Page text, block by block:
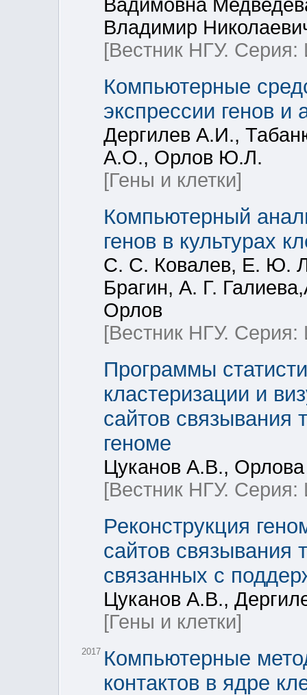
Вадимовна
Владимир
[Вестник НГУ.
Компьютерные
экспрессии генов и
Дергилев А.И.,
А.О., Орлов Ю.Л.
[Гены и клетки]
Компьютерный
генов в культурах
С. С. Ковалев, Е. Ю.
Брагин, А. Г.
Орлов
[Вестник НГУ.
Программы
кластеризации и
сайтов связывания
геноме
Цуканов А.В.,
[Вестник НГУ.
Реконструкция
сайтов связывания
связанных с
Цуканов А.В.,
[Гены и клетки]
2017 Компьютерные
контактов в ядре